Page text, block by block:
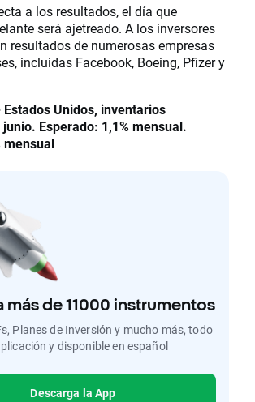
a los resultados, el día que
será ajetreado. A los inversores
resultados de numerosas empresas
incluidas Facebook, Boeing, Pfizer y
Estados Unidos, inventarios
Esperado: 1,1% mensual.
mensual
más de 11000 instrumentos
Planes de Inversión y mucho más, todo
y disponible en español
Descarga la App